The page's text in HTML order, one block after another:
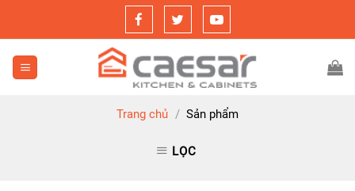
Trang chủ / Sản phẩm
LỌC